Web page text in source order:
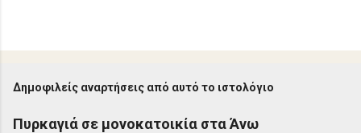
Δημοφιλείς αναρτήσεις από αυτό το ιστολόγιο
Πυρκαγιά σε μονοκατοικία στα Άνω